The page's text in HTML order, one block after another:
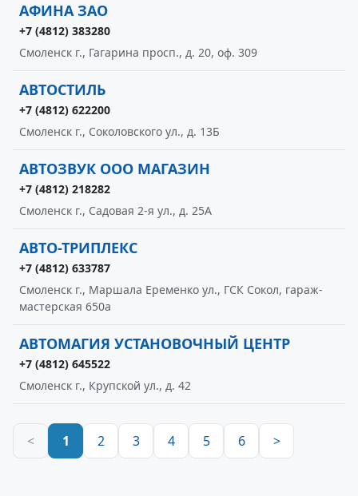
АФИНА ЗАО
+7 (4812) 383280
Смоленск г., Гагарина просп., д. 20, оф. 309
АВТОСТИЛЬ
+7 (4812) 622200
Смоленск г., Соколовского ул., д. 13Б
АВТОЗВУК ООО МАГАЗИН
+7 (4812) 218282
Смоленск г., Садовая 2-я ул., д. 25А
АВТО-ТРИПЛЕКС
+7 (4812) 633787
Смоленск г., Маршала Еременко ул., ГСК Сокол, гараж-
мастерская 650а
АВТОМАГИЯ УСТАНОВОЧНЫЙ ЦЕНТР
+7 (4812) 645522
Смоленск г., Крупской ул., д. 42
< 1 2 3 4 5 6 >